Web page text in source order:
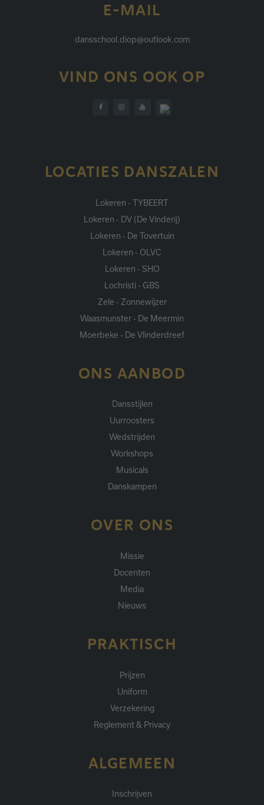
E-MAIL
dansschool.diop@outlook.com
VIND ONS OOK OP
LOCATIES DANSZALEN
Lokeren - TYBEERT
Lokeren - DV (De Vinderij)
Lokeren - De Tovertuin
Lokeren - OLVC
Lokeren - SHO
Lochristi - GBS
Zele - Zonnewijzer
Waasmunster - De Meermin
Moerbeke - De Vlinderdreef
ONS AANBOD
Dansstijlen
Uurroosters
Wedstrijden
Workshops
Musicals
Danskampen
OVER ONS
Missie
Docenten
Media
Nieuws
PRAKTISCH
Prijzen
Uniform
Verzekering
Reglement & Privacy
ALGEMEEN
Inschrijven